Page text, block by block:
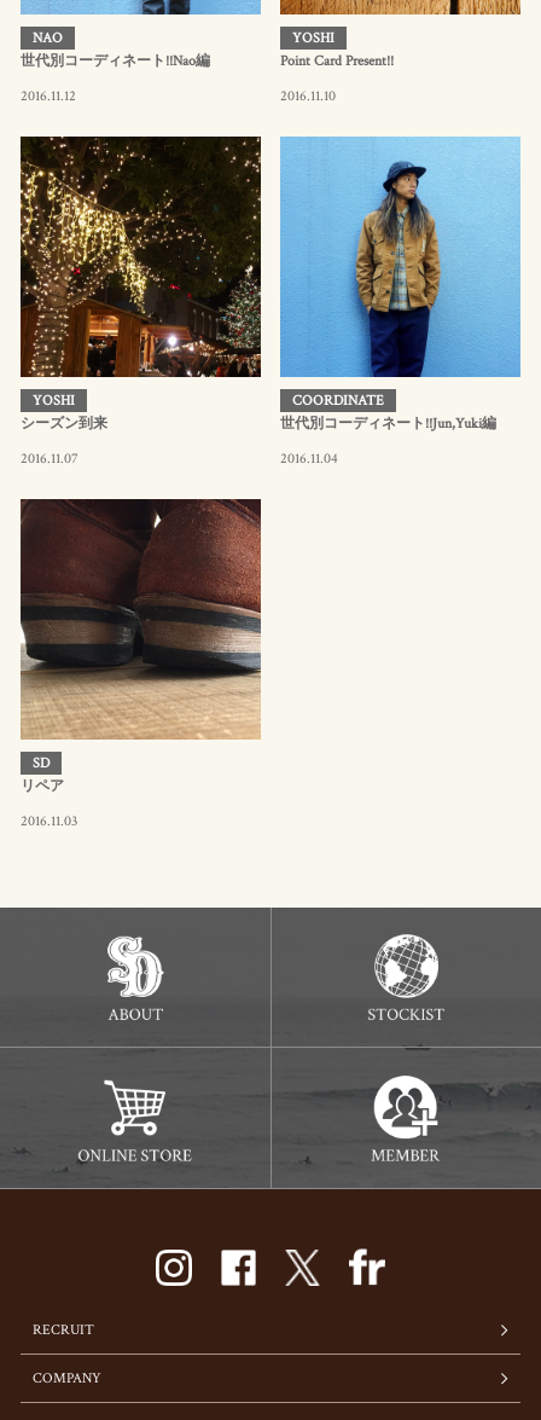
NAO
世代別コーディネート!!Nao編
2016.11.12
YOSHI
Point Card Present!!
2016.11.10
YOSHI
シーズン到来
2016.11.07
COORDINATE
世代別コーディネート!!Jun,Yuki編
2016.11.04
SD
リペア
2016.11.03
RECRUIT
COMPANY